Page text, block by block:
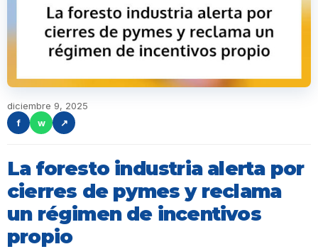
diciembre 9, 2025
f
w ↗
La foresto industria alerta por
cierres de pymes y reclama
un régimen de incentivos
propio